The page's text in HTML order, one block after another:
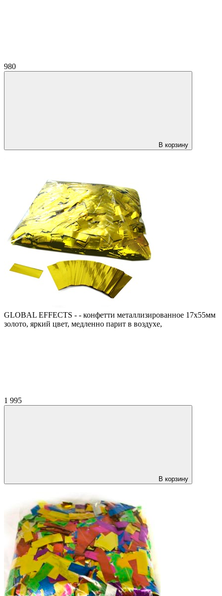
980
В корзину
GLOBAL EFFECTS - - конфетти металлизированное 17х55мм
золото, яркий цвет, медленно парит в воздухе,
1 995
В корзину